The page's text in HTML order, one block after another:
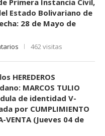
Primera Instancia Civil,
Estado Bolivariano de
28 de Mayo de
462 visitas
HEREDEROS
MARCOS TULIO
de identidad V-
por CUMPLIMIENTO
VENTA (Jueves 04 de